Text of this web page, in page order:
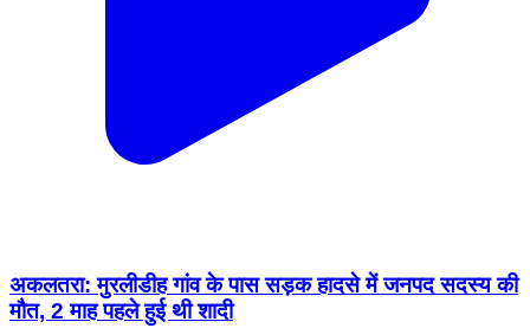
अकलतरा: मुरलीडीह गांव के पास सड़क हादसे में जनपद सदस्य की
मौत, 2 माह पहले हुई थी शादी